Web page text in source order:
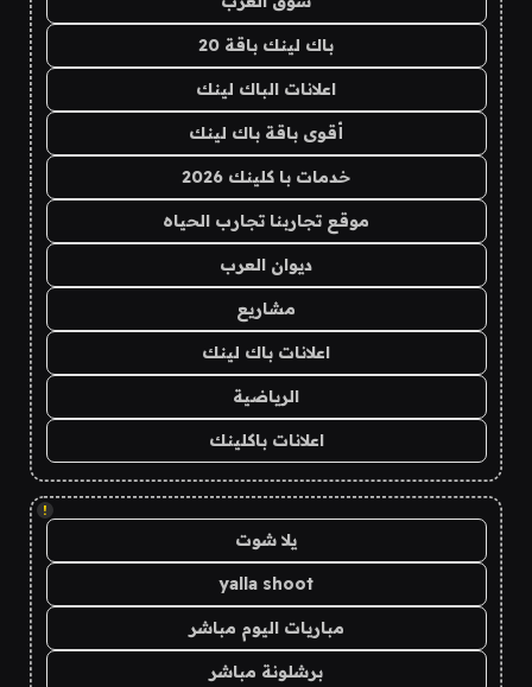
باك لينك باقة 20
اعلانات الباك لينك
أقوى باقة باك لينك
خدمات با كلينك 2026
موقع تجاربنا تجارب الحياه
ديوان العرب
مشاريع
اعلانات باك لينك
الرياضية
اعلانات باكلينك
!
يلا شوت
yalla shoot
مباريات اليوم مباشر
برشلونة مباشر